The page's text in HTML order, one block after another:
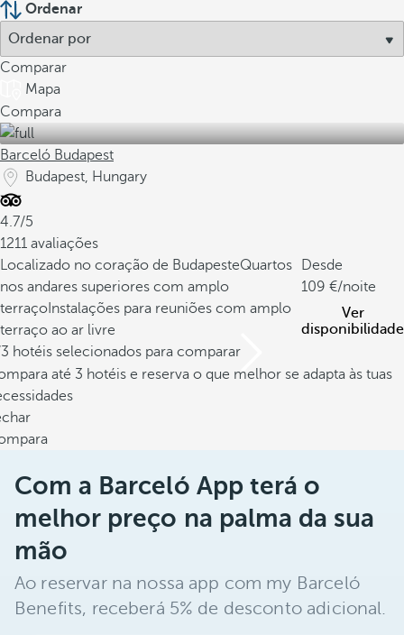
Ordenar
Comparar
Mapa
Compara
Barceló Budapest
Budapest, Hungary
4.7/5
1211 avaliações
Localizado no coração de BudapesteQuartos
nos andares superiores com amplo
terraço Instalações para reuniões com amplo
terraço ao ar livre
Desde
109
/noite
Ver
disponibilidade
hotéis selecionados para comparar
até 3 hotéis e reserva o que melhor se adapta às tuas
Com a Barceló App terá o
melhor preço na palma da sua
mão
Ao reservar na nossa app com my Barceló
Benefits, receberá 5% de desconto adicional.